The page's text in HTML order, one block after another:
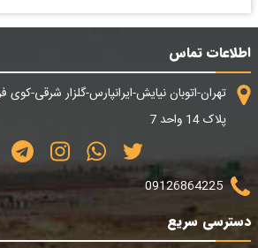
اطلاعات تماس
تهران-اتوبان نیایش-ایرانپارس-گلزار شرقی-
پلاک 14 واحد 7
09126864225
دسترسی سریع